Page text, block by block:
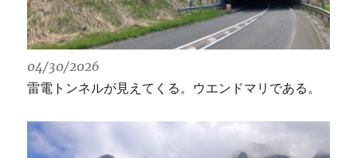
04/30/2026
雷電トンネルが見えてくる。ウエンドマリである。